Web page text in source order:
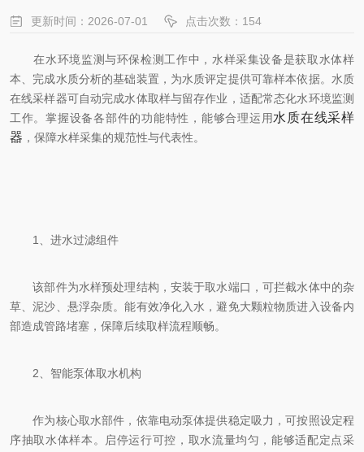
更新时间：2026-07-01 点击次数：154
在水环境监测与环保检测工作中，水样采集设备是获取水体样
本、完成水质分析的基础装置，为水质评定提供可靠样本依据。水质
在线采样器可自动完成水体取样与留存作业，适配常态化水环境监测
工作。掌握设备各部件的功能特性，能够合理运用水质在线采样
器 ，保障水样采集的规范性与代表性。
1、进水过滤组件
该部件为水样预处理结构，安装于取水端口，可拦截水体中的杂
草、泥沙、悬浮杂质。能有效净化入水，避免大颗粒物质进入设备内
部造成管路堵塞，保障后续取样流程顺畅。
2、智能泵体取水机构
作为核心取水部件，依靠电动泵体提供稳定吸力，可按照设定程
序抽取水体样本。启停运行可控，取水流量均匀，能够适配定点采